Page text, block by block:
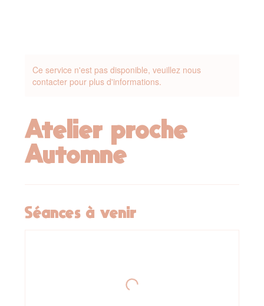
Ce service n'est pas disponible, veuillez nous
contacter pour plus d'informations.
Atelier proche
Automne
Séances à venir